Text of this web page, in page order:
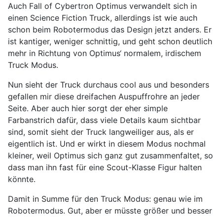
Auch Fall of Cybertron Optimus verwandelt sich in
einen Science Fiction Truck, allerdings ist wie auch
schon beim Robotermodus das Design jetzt anders. Er
ist kantiger, weniger schnittig, und geht schon deutlich
mehr in Richtung von Optimus‘ normalem, irdischem
Truck Modus.
Nun sieht der Truck durchaus cool aus und besonders
gefallen mir diese dreifachen Auspuffrohre an jeder
Seite. Aber auch hier sorgt der eher simple
Farbanstrich dafür, dass viele Details kaum sichtbar
sind, somit sieht der Truck langweiliger aus, als er
eigentlich ist. Und er wirkt in diesem Modus nochmal
kleiner, weil Optimus sich ganz gut zusammenfaltet, so
dass man ihn fast für eine Scout-Klasse Figur halten
könnte.
Damit in Summe für den Truck Modus: genau wie im
Robotermodus. Gut, aber er müsste größer und besser